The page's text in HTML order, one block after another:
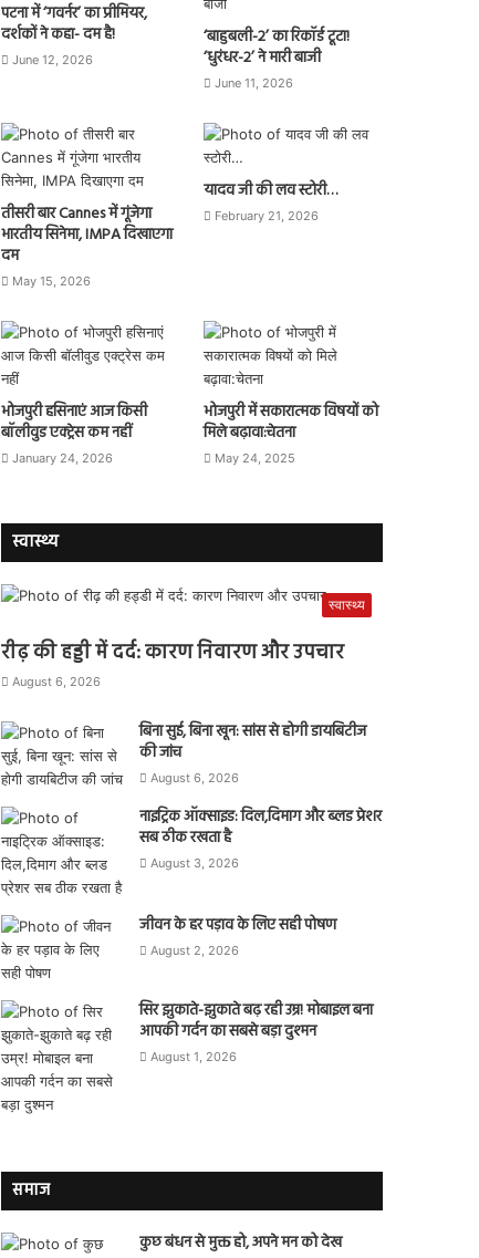
पटना में ‘गवर्नर’ का प्रीमियर,
दर्शकों ने कहा- दम है!
June 12, 2026
‘बाहुबली-2’ का रिकॉर्ड टूटा!
‘धुरंधर-2’ ने मारी बाजी
June 11, 2026
तीसरी बार Cannes में गूंजेगा
भारतीय सिनेमा, IMPA दिखाएगा
दम
May 15, 2026
यादव जी की लव स्टोरी…
February 21, 2026
भोजपुरी हसिनाएं आज किसी
बॉलीवुड एक्ट्रेस कम नहीं
January 24, 2026
भोजपुरी में सकारात्मक विषयों को
मिले बढ़ावा:चेतना
May 24, 2025
स्वास्थ्य
स्वास्थ्य
रीढ़ की हड्डी में दर्द: कारण निवारण और उपचार
August 6, 2026
बिना सुई, बिना खून: सांस से होगी डायबिटीज
की जांच
August 6, 2026
नाइट्रिक ऑक्साइड: दिल,दिमाग और ब्लड प्रेशर
सब ठीक रखता है
August 3, 2026
जीवन के हर पड़ाव के लिए सही पोषण
August 2, 2026
सिर झुकाते-झुकाते बढ़ रही उम्र! मोबाइल बना
आपकी गर्दन का सबसे बड़ा दुश्मन
August 1, 2026
समाज
कुछ बंधन से मुक्त हो, अपने मन को देख